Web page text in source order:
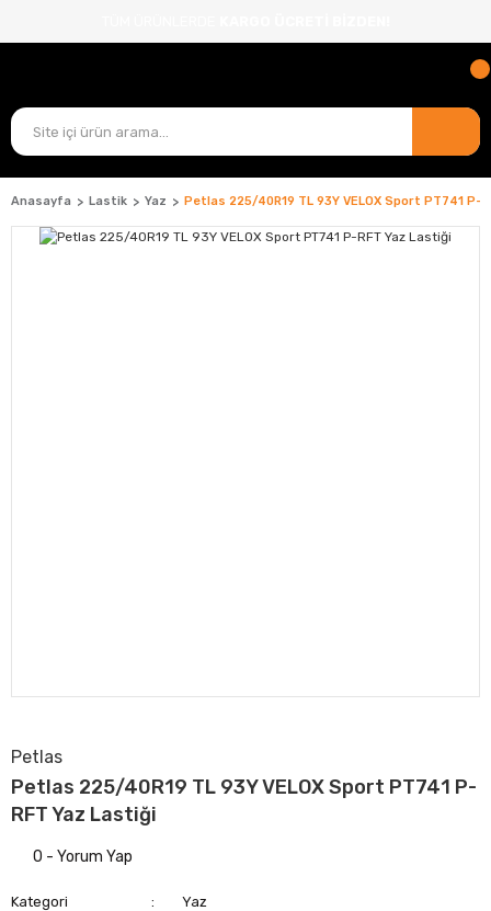
Anasayfa Lastik Yaz Petlas 225/40R19 TL 93Y VELOX Sport PT741 P-
Petlas
Petlas 225/40R19 TL 93Y VELOX Sport PT741 P-
RFT Yaz Lastiği
0 - Yorum Yap
Kategori
Yaz